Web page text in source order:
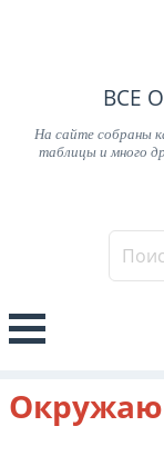
ВСЕ
На сайте собраны
таблицы и много